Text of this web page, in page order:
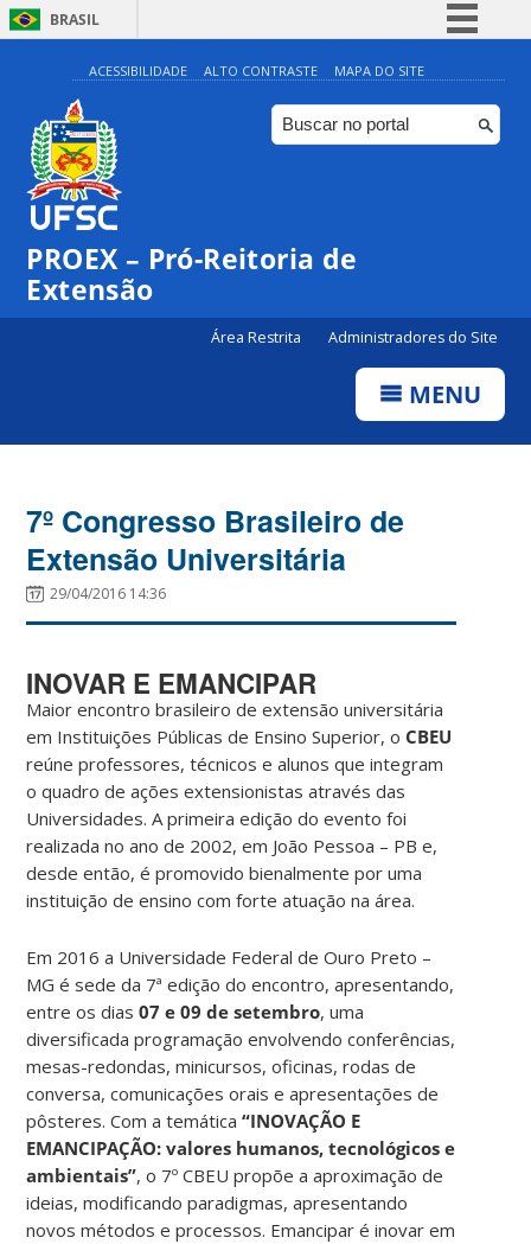
BRASIL
Simplifique!
Comunica BR
Participe
Canais
ACESSIBILIDADE ALTO CONTRASTE MAPA DO SITE
PROEX – Pró-Reitoria de
Extensão
Área Restrita Administradores do Site
MENU
7º Congresso Brasileiro de
Extensão Universitária
29/04/2016 14:36
INOVAR E EMANCIPAR
Maior encontro brasileiro de extensão universitária
em Instituições Públicas de Ensino Superior, o CBEU
reúne professores, técnicos e alunos que integram
o quadro de ações extensionistas através das
Universidades. A primeira edição do evento foi
realizada no ano de 2002, em João Pessoa – PB e,
desde então, é promovido bienalmente por uma
instituição de ensino com forte atuação na área.
Em 2016 a Universidade Federal de Ouro Preto –
MG é sede da 7ª edição do encontro, apresentando,
entre os dias07 e 09 de setembro, uma
diversificada programação envolvendo conferências,
mesas-redondas, minicursos, oficinas, rodas de
conversa, comunicações orais e apresentações de
pôsteres. Com a temática “INOVAÇÃO E
EMANCIPAÇÃO: valores humanos, tecnológicos e
ambientais”, o 7º CBEU propõe a aproximação de
ideias, modificando paradigmas, apresentando
novos métodos e processos. Emancipar é inovar em